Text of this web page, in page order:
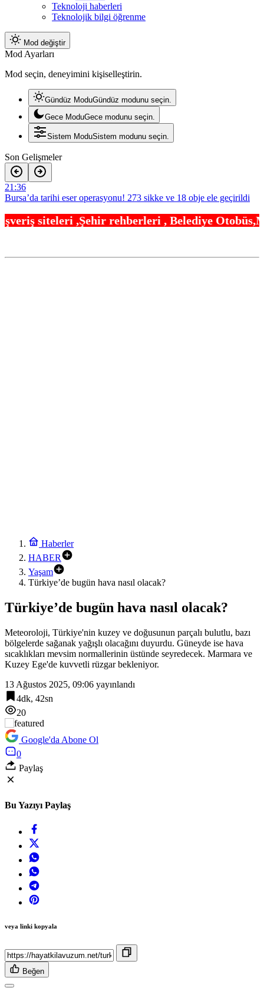
Teknoloji haberleri
Teknolojik bilgi öğrenme
Mod değiştir
Mod Ayarları
Mod seçin, deneyimini kişiselleştirin.
Gündüz ModuGündüz modunu seçin.
Gece ModuGece modunu seçin.
Sistem ModuSistem modunu seçin.
Son Gelişmeler
21:36
Bursa’da tarihi eser operasyonu! 273 sikke ve 18 obje ele geçirildi
Yelkencilerin zorlu mücadelesi ilk günde nefes kesti
21:24
Eyüpsultan Meydanı yenileniyor… İlk taşı Nuri Aslan koydu
,Şehir rehberleri , Belediye
Haberler
HABER
Yaşam
Türkiye’de bugün hava nasıl olacak?
Türkiye’de bugün hava nasıl olacak?
Meteoroloji, Türkiye'nin kuzey ve doğusunun parçalı bulutlu, bazı
bölgelerde sağanak yağışlı olacağını duyurdu. Güneyde ise hava
sıcaklıkları mevsim normallerinin üstünde seyredecek. Marmara ve
Kuzey Ege'de kuvvetli rüzgar bekleniyor.
13 Ağustos 2025, 09:06 yayınlandı
4dk, 42sn
20
Google'da Abone Ol
0
Paylaş
Bu Yazıyı Paylaş
veya linki kopyala
Beğen